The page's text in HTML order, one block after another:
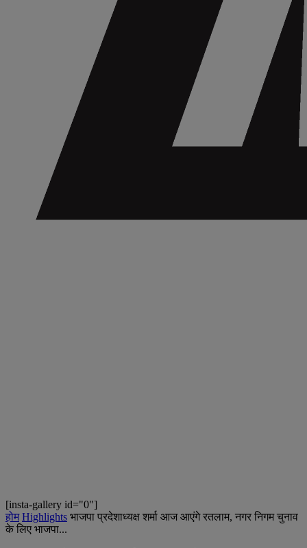
[insta-gallery id="0"]
होम Highlights भाजपा प्रदेशाध्यक्ष शर्मा आज आएंगे रतलाम, नगर निगम चुनाव
के लिए भाजपा...